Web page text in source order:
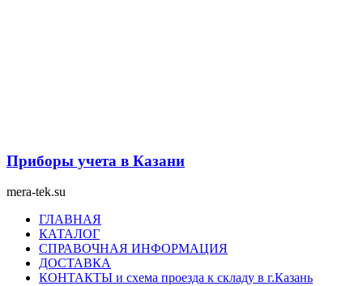
Приборы учета в Казани
mera-tek.su
МенюГЛАВНАЯ
КАТАЛОГ
СПРАВОЧНАЯ ИНФОРМАЦИЯ
ДОСТАВКА
КОНТАКТЫ и схема проезда к складу в г.Казань